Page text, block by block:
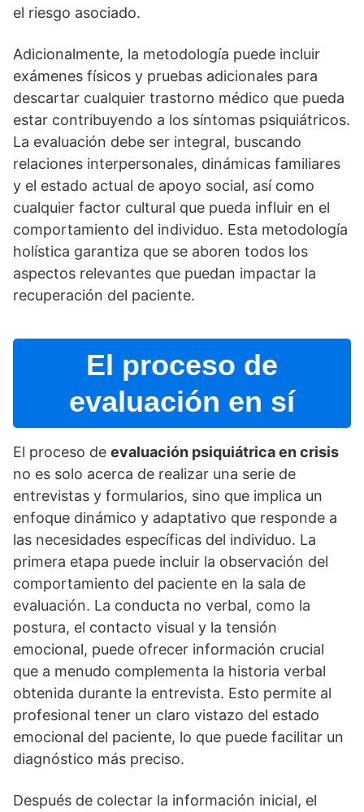
el riesgo asociado.
Adicionalmente, la metodologí­a puede incluir
exámenes fí­sicos y pruebas adicionales para
descartar cualquier trastorno médico que pueda
estar contribuyendo a los sí­ntomas psiquiátricos.
La evaluación debe ser integral, buscando
relaciones interpersonales, dinámicas familiares
y el estado actual de apoyo social, así­ como
cualquier factor cultural que pueda influir en el
comportamiento del individuo. Esta metodologí­a
holí­stica garantiza que se aboren todos los
aspectos relevantes que puedan impactar la
recuperación del paciente.
El proceso de
evaluación en sí­
El proceso de evaluación psiquiátrica en crisis
no es solo acerca de realizar una serie de
entrevistas y formularios, sino que implica un
enfoque dinámico y adaptativo que responde a
las necesidades especí­ficas del individuo. La
primera etapa puede incluir la observación del
comportamiento del paciente en la sala de
evaluación. La conducta no verbal, como la
postura, el contacto visual y la tensión
emocional, puede ofrecer información crucial
que a menudo complementa la historia verbal
obtenida durante la entrevista. Esto permite al
profesional tener un claro vistazo del estado
emocional del paciente, lo que puede facilitar un
diagnóstico más preciso.
Después de colectar la información inicial, el